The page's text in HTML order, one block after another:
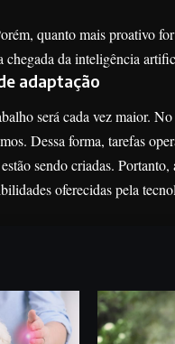
quanto mais proativo
chegada da inteligência
adaptação
será cada vez maior.
Dessa forma, tarefas
sendo criadas. Portanto,
oferecidas pela